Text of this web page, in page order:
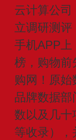
云计算公
立调研测
手机APP上
榜，购物前
购网！原
品牌数据
数以及几十
等收录）